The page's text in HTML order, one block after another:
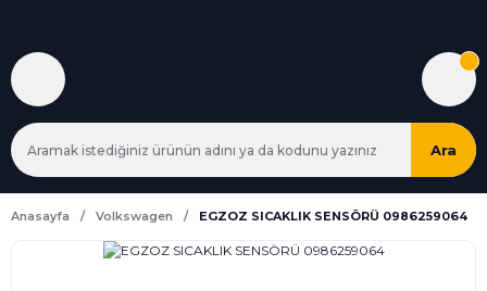
Ara
Anasayfa Volkswagen EGZOZ SICAKLIK SENSÖRÜ 0986259064